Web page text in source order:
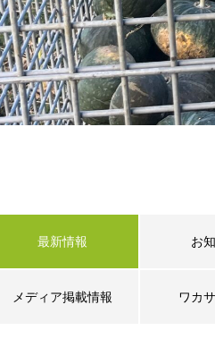
最新情報 お
メディア掲載情報 ワカ